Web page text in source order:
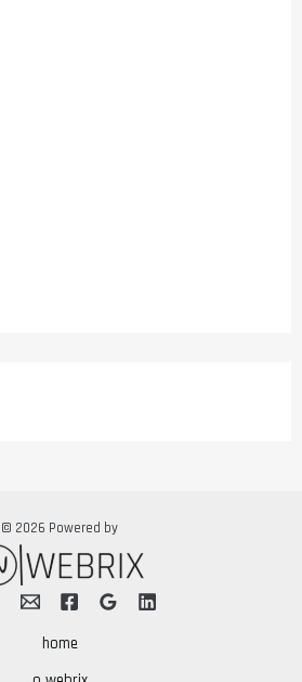
© 2026 Powered by
home